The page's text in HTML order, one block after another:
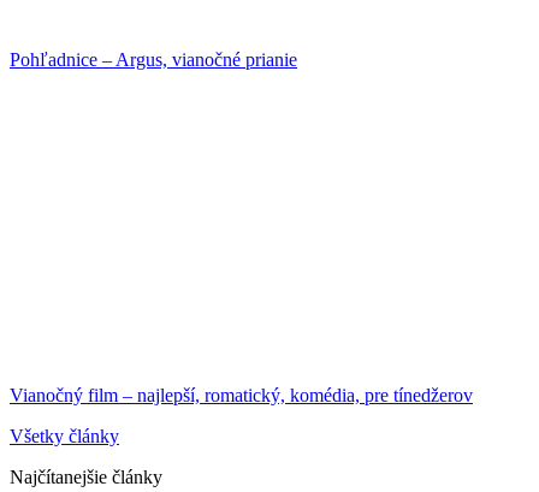
Pohľadnice – Argus, vianočné prianie
Vianočný film – najlepší, romatický, komédia, pre tínedžerov
Všetky články
Najčítanejšie články